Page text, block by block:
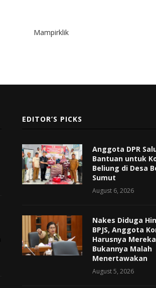
Mampirklik
EDITOR’S PICKS
Anggota DPR
Bantuan untuk
Beliung di Desa
Sumut
August 6, 2026
Nakes Diduga
BPJS, Anggota
Harusnya
Bukannya Malah
Menertawakan
August 5, 2026